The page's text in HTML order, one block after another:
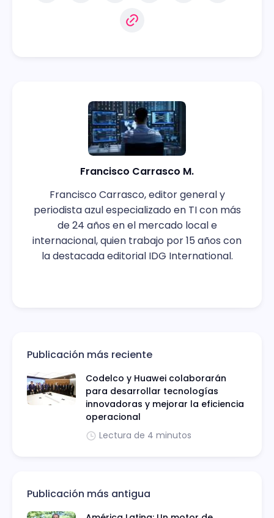
Francisco Carrasco M.
Francisco Carrasco, editor general y
periodista azul especializado en TI con más
de 24 años en el mercado local e
internacional, quien trabajo por 15 años con
la destacada editorial IDG International.
Publicación más reciente
Codelco y Huawei colaborarán
para desarrollar tecnologías
innovadoras y mejorar la eficiencia
operacional
Lectura de 4 minutos
Publicación más antigua